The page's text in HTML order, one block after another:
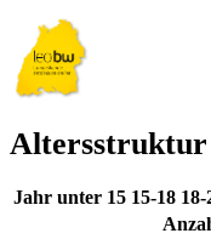
Altersstruktur
Jahr unter 15 15-18 18-